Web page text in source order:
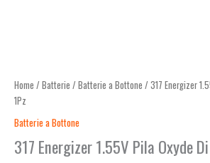
Home / Batterie / Batterie a Bottone / 317 Energizer
1Pz
Batterie a Bottone
317 Energizer 1.55V Pila Oxyde